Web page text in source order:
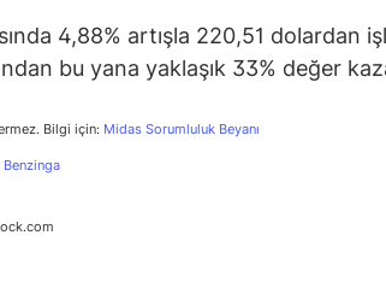
4,88% artışla 220,51 dolardan
bu yana yaklaşık 33% değer
Bilgi için: Midas Sorumluluk Beyanı
Benzinga